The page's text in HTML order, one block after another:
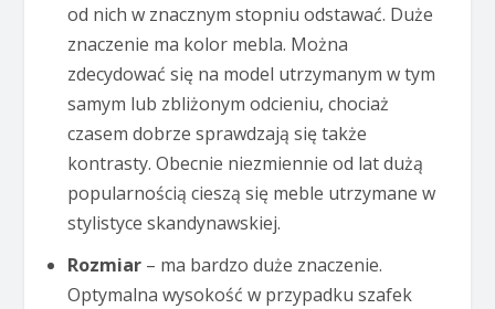
od nich w znacznym stopniu odstawać. Duże
znaczenie ma kolor mebla. Można
zdecydować się na model utrzymanym w tym
samym lub zbliżonym odcieniu, chociaż
czasem dobrze sprawdzają się także
kontrasty. Obecnie niezmiennie od lat dużą
popularnością cieszą się meble utrzymane w
stylistyce skandynawskiej.
Rozmiar– ma bardzo duże znaczenie.
Optymalna wysokość w przypadku szafek